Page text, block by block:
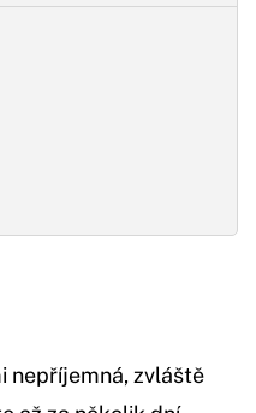
nepříjemná, zvláště